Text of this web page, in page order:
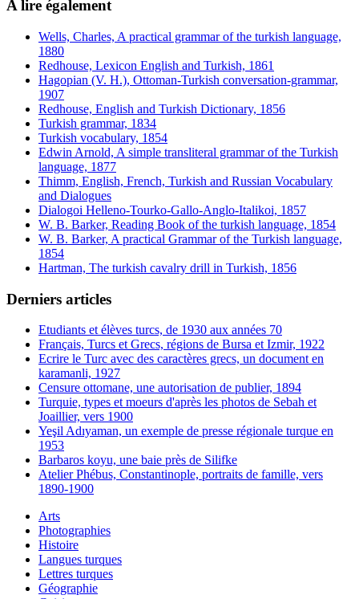
A lire également
Wells, Charles, A practical grammar of the turkish language,
1880
Redhouse, Lexicon English and Turkish, 1861
Hagopian (V. H.), Ottoman-Turkish conversation-grammar,
1907
Redhouse, English and Turkish Dictionary, 1856
Turkish grammar, 1834
Turkish vocabulary, 1854
Edwin Arnold, A simple transliteral grammar of the Turkish
language, 1877
Thimm, English, French, Turkish and Russian Vocabulary
and Dialogues
Dialogoi Helleno-Tourko-Gallo-Anglo-Italikoi, 1857
W. B. Barker, Reading Book of the turkish language, 1854
W. B. Barker, A practical Grammar of the Turkish language,
1854
Hartman, The turkish cavalry drill in Turkish, 1856
Derniers articles
Etudiants et élèves turcs, de 1930 aux années 70
Français, Turcs et Grecs, régions de Bursa et Izmir, 1922
Ecrire le Turc avec des caractères grecs, un document en
karamanli, 1927
Censure ottomane, une autorisation de publier, 1894
Turquie, types et moeurs d'après les photos de Sebah et
Joaillier, vers 1900
Yeşil Adıyaman, un exemple de presse régionale turque en
1953
Barbaros koyu, une baie près de Silifke
Atelier Phébus, Constantinople, portraits de famille, vers
1890-1900
Arts
Photographies
Histoire
Langues turques
Lettres turques
Géographie